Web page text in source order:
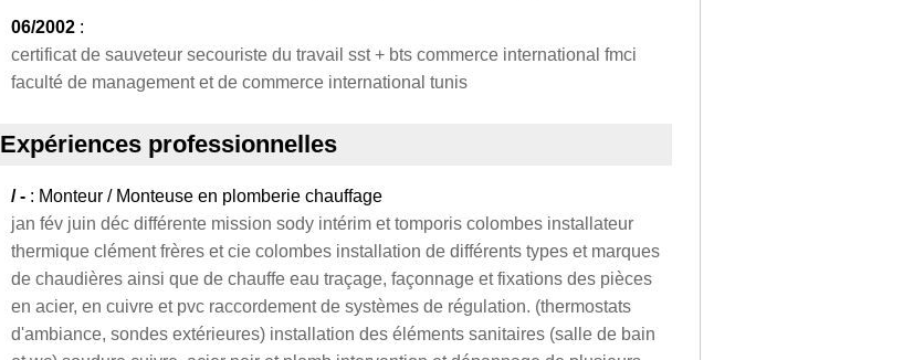
06/2002 :
certificat de sauveteur secouriste du travail sst + bts commerce international fmci
faculté de management et de commerce international tunis
Expériences professionnelles
/ - : Monteur / Monteuse en plomberie chauffage
jan fév juin déc différente mission sody intérim et tomporis colombes installateur
thermique clément frères et cie colombes installation de différents types et marques
de chaudières ainsi que de chauffe eau traçage, façonnage et fixations des pièces
en acier, en cuivre et pvc raccordement de systèmes de régulation. (thermostats
d'ambiance, sondes extérieures) installation des éléments sanitaires (salle de bain